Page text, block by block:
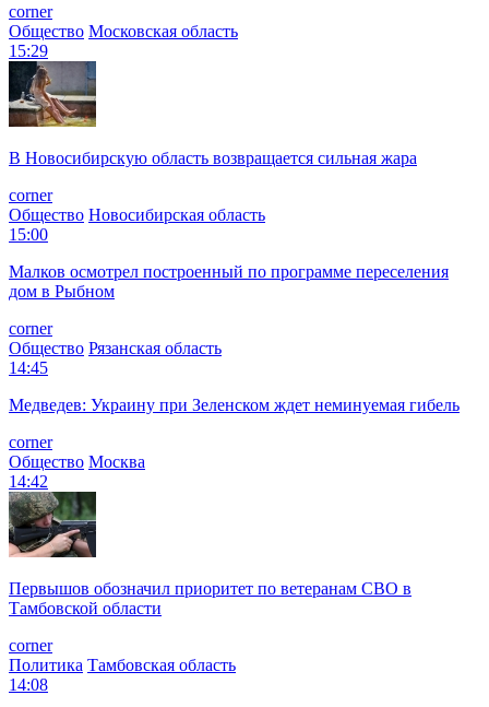
corner
Общество Московская область
15:29
В Новосибирскую область возвращается сильная жара
corner
Общество Новосибирская область
15:00
Малков осмотрел построенный по программе переселения
дом в Рыбном
corner
Общество Рязанская область
14:45
Медведев: Украину при Зеленском ждет неминуемая гибель
corner
Общество Москва
14:42
Первышов обозначил приоритет по ветеранам СВО в
Тамбовской области
corner
Политика Тамбовская область
14:08